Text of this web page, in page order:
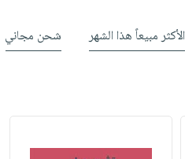
الأكثر مبيعاً هذا الشهر شحن مجاني